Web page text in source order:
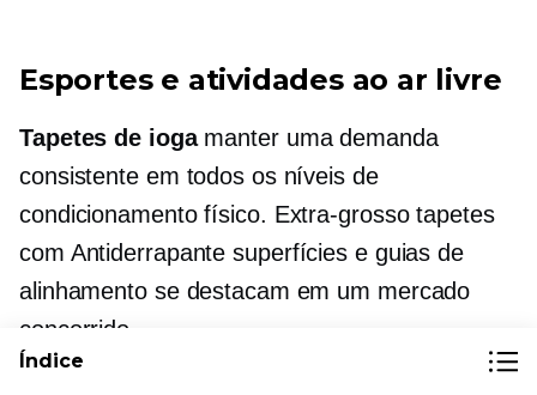
Esportes e atividades ao ar livre
Tapetes de iogamanter uma demanda
consistente em todos os níveis de
condicionamento físico. Extra-grossotapetes
com Antiderrapante superfícies e guias de
alinhamento se destacam em um mercado
concorrido.
Índice